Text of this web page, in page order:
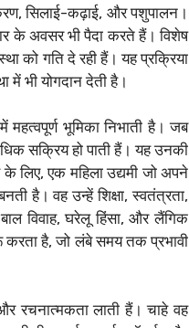
सिलाई-कढ़ाई, और पशुपालन।
के अवसर भी पैदा करते हैं। विशेष
को गति दे रही हैं। यह प्रक्रिया
में भी योगदान देती है।
भूमिका निभाती है। जब
सक्रिय हो पाती हैं। यह उनकी
लिए, एक महिला उद्यमी जो अपने
है। वह उन्हें शिक्षा, स्वतंत्रता,
विवाह, घरेलू हिंसा, और लैंगिक
करता है, जो लंबे समय तक प्रभावी
रचनात्मकता लाती हैं। चाहे वह